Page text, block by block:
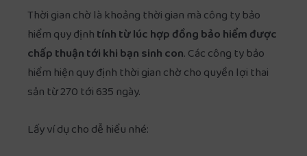
Thời gian chờ là khoảng thời gian mà công ty bảo
hiểm quy địnhtính từ lúc hợp đồng bảo hiểm được
chấp thuận tới khi bạn sinh con. Các công ty bảo
hiểm hiện quy định thời gian chờ cho quyền lợi thai
sản từ 270 tới 635 ngày.
Lấy ví dụ cho dễ hiểu nhé: